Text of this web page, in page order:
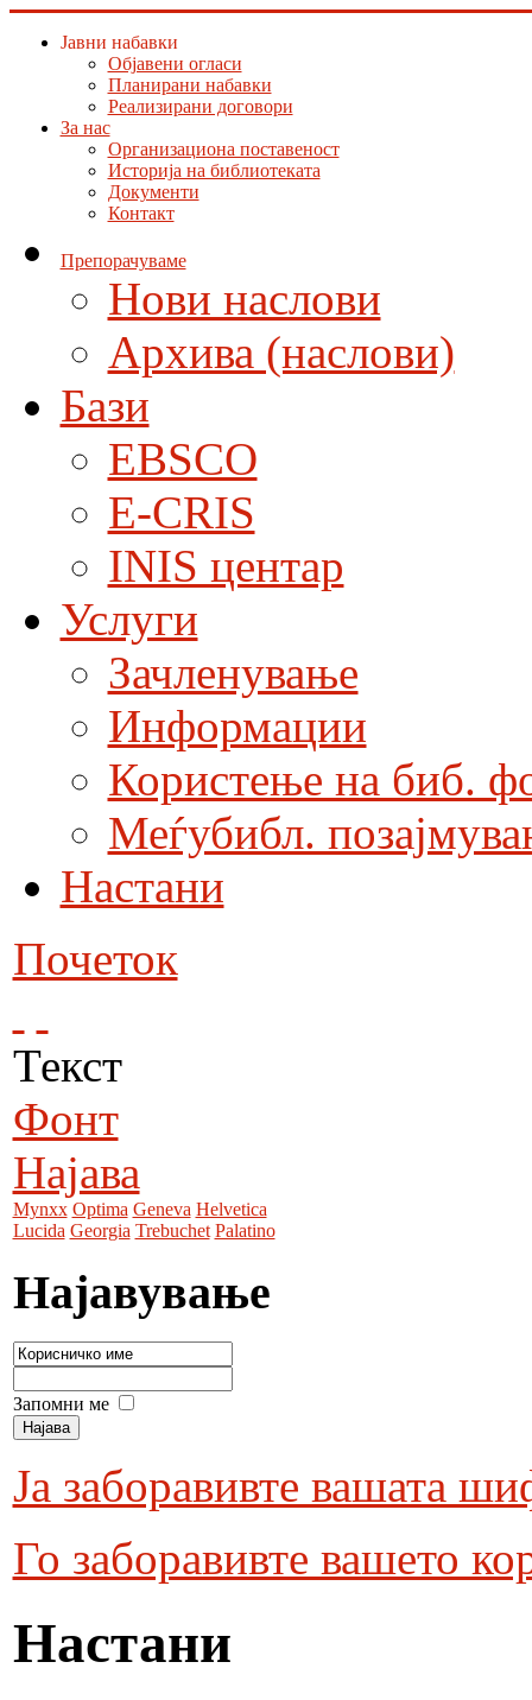
Јавни набавки
Објавени огласи
Планирани набавки
Реализирани договори
За нас
Организациона поставеност
Историја на библиотеката
Документи
Контакт
Препорачуваме
Нови наслови
Архива (наслови)
Бази
EBSCO
E-CRIS
INIS центар
Услуги
Зачленување
Информации
Користење на биб.
Меѓубибл.
Настани
Почеток
Текст
Фонт
Најава
Mynxx Optima Geneva Helvetica
Lucida Georgia Trebuchet Palatino
Најавување
Запомни ме
Ја заборавивте вашата
Го заборавивте вашето
Настани